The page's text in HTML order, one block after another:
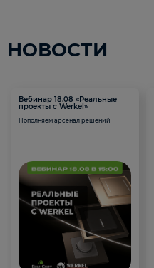
НОВОСТИ
Вебинар 18.08 «Реальные
проекты с Werkel»
Пополняем арсенал решений